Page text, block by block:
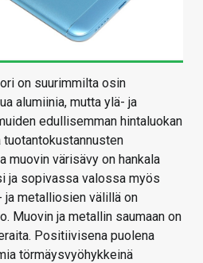
on suurimmilta osin
alumiinia, mutta ylä- ja
edullisemman hintaluokan
muovin värisävy on hankala
ja sopivassa valossa myös
ja metalliosien välillä on
Muovin ja metallin saumaan on
Positiivisena puolena
törmäysvyöhykkeinä